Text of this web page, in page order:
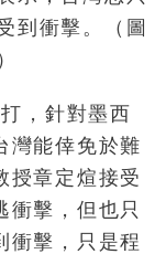
到衝擊。（圖
，針對墨西
灣能倖免於難
授章定煊接受
衝擊，但也只
衝擊，只是程